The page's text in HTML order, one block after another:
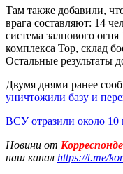
Там также добавили,
врага составляют: 14
система залпового
комплекса Тор, склад
Остальные результаты
Двумя днями ранее
уничтожили базу и
ВСУ отразили около 10
Новини от
наш канал https://t.me/